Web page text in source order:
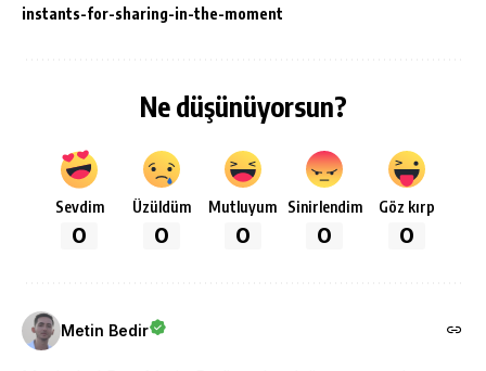
instants-for-sharing-in-the-moment
Ne düşünüyorsun?
Sevdim
0
Üzüldüm
0
Mutluyum
0
Sinirlendim
0
Göz kırp
0
Metin Bedir